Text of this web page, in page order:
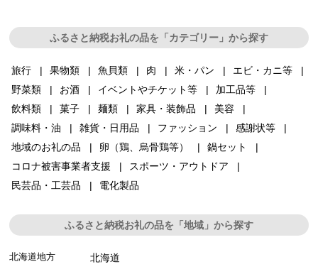
ふるさと納税お礼の品を「カテゴリー」から探す
旅行 果物類 魚貝類 肉 米・パン
エビ・カニ等
野菜類
お酒 イベントやチケット等
加工品等
飲料類
菓子 麺類 家具・装飾品
美容
調味料・油
雑貨・日用品 ファッション
感謝状等
地域のお礼の品
卵（鶏、烏骨鶏等）
鍋セット
コロナ被害事業者支援
スポーツ・アウトドア
民芸品・工芸品
電化製品
ふるさと納税お礼の品を「地域」から探す
北海道地方 北海道